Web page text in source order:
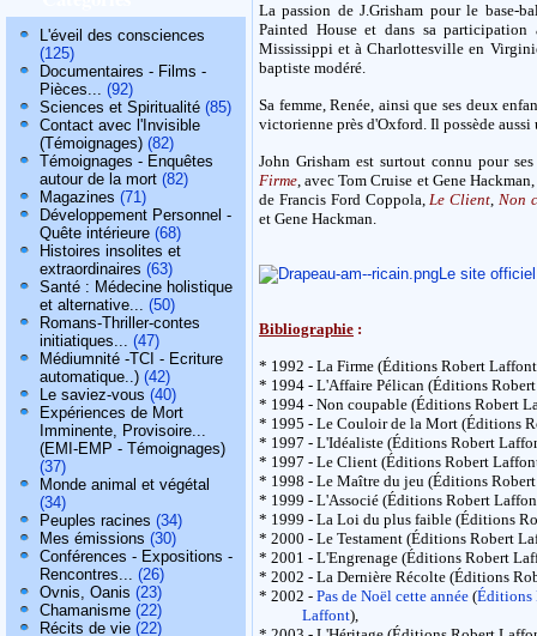
L'éveil des consciences
(125)
Documentaires - Films -
Pièces... (92)
Sciences et Spiritualité (85)
Contact avec l'Invisible
(Témoignages) (82)
Témoignages - Enquêtes
autour de la mort (82)
Magazines (71)
Développement Personnel -
Quête intérieure (68)
Histoires insolites et
extraordinaires (63)
Santé : Médecine holistique
et alternative... (50)
Romans-Thriller-contes
initiatiques... (47)
Médiumnité -TCI - Ecriture
automatique..) (42)
Le saviez-vous (40)
Expériences de Mort
Imminente, Provisoire...
(EMI-EMP - Témoignages)
(37)
Monde animal et végétal
(34)
Peuples racines (34)
Mes émissions (30)
Conférences - Expositions -
Rencontres... (26)
Ovnis, Oanis (23)
Chamanisme (22)
Récits de vie (22)
La passion de J.Grisham pour le base-
Painted House et dans sa
Mississippi et à Charlottesville en
baptiste modéré.
Sa femme, Renée, ainsi que ses deux
victorienne près d'Oxford. Il possède
John Grisham est surtout connu pour
Firme, avec Tom Cruise et Gene Hackman,
de Francis Ford Coppola,Le Client,Non
et Gene Hackman.
Le site
Bibliographie :
* 1992 - La Firme (Éditions Robert
* 1994 - L'Affaire Pélican (Éditions
* 1994 - Non coupable (Éditions Robert
* 1995 - Le Couloir de la Mort (Éditions
* 1997 - L'Idéaliste (Éditions Robert
* 1997 - Le Client (Éditions Robert
* 1998 - Le Maître du jeu (Éditions
* 1999 - L'Associé (Éditions Robert
* 1999 - La Loi du plus faible (Éditions
* 2000 - Le Testament (Éditions Robert
* 2001 - L'Engrenage (Éditions Robert
* 2002 - La Dernière Récolte (Éditions
* 2002 - Pas de Noël cette année (Éditions
Laffont),